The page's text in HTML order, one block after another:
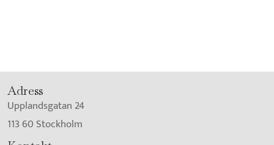
Adress
Upplandsgatan 24
113 60 Stockholm